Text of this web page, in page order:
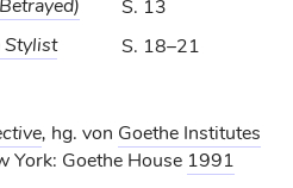
S. 13
Stylist S. 18–21
, hg. von Goethe Institutes
York: Goethe House 1991